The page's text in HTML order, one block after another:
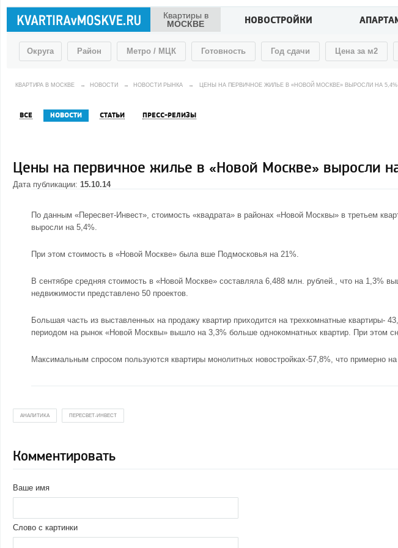
Квартиры в
МОСКВЕ
НОВОСТРОЙКИ
Округа Район Метро / МЦК Готовность Год сдачи Цена за м2
КВАРТИРА В МОСКВЕ → НОВОСТИ → НОВОСТИ РЫНКА → ЦЕНЫ НА ПЕРВИЧНОЕ ЖИЛЬЕ В «НОВОЙ МОСКВЕ» ВЫРОСЛИ НА 5,4%
ВСЕ НОВОСТИ СТАТЬИ ПРЕСС-РЕЛИЗЫ
Цены на первичное жилье в «Новой Москве» выросли
Дата публикации: 15.10.14
По данным «Пересвет-Инвест», стоимость «квадрата» в районах «Новой Москвы» в третьем
выросли на 5,4%.
При этом стоимость в «Новой Москве» была вше Подмосковья на 21%.
В сентябре средняя стоимость в «Новой Москве» составляла 6,488 млн. рублей., что на 1,3%
недвижимости представлено 50 проектов.
Большая часть из выставленных на продажу квартир приходится на трехкомнатные
периодом на рынок «Новой Москвы» вышло на 3,3% больше однокомнатных квартир. При этом
Максимальным спросом пользуются квартиры монолитных новостройках-57,8%, что примерно
АНАЛИТИКА ПЕРЕСВЕТ-ИНВЕСТ
Комментировать
Ваше имя
Слово с картинки